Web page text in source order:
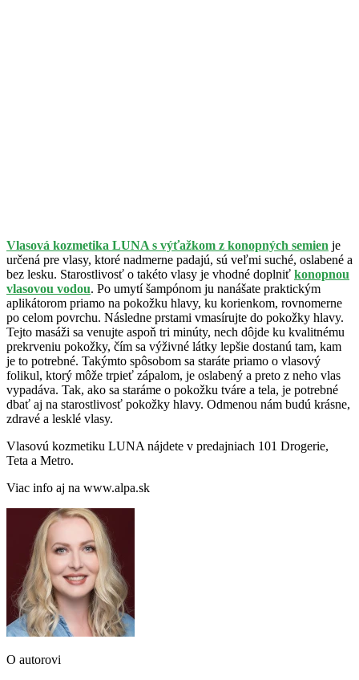
Vlasová kozmetika LUNA s výťažkom z konopných semien je
určená pre vlasy, ktoré nadmerne padajú, sú veľmi suché, oslabené a
bez lesku. Starostlivosť o takéto vlasy je vhodné doplniť konopnou
vlasovou vodou. Po umytí šampónom ju nanášate praktickým
aplikátorom priamo na pokožku hlavy, ku korienkom, rovnomerne
po celom povrchu. Následne prstami vmasírujte do pokožky hlavy.
Tejto masáži sa venujte aspoň tri minúty, nech dôjde ku kvalitnému
prekrveniu pokožky, čím sa výživné látky lepšie dostanú tam, kam
je to potrebné. Takýmto spôsobom sa staráte priamo o vlasový
folikul, ktorý môže trpieť zápalom, je oslabený a preto z neho vlas
vypadáva. Tak, ako sa staráme o pokožku tváre a tela, je potrebné
dbať aj na starostlivosť pokožky hlavy. Odmenou nám budú krásne,
zdravé a lesklé vlasy.
Vlasovú kozmetiku LUNA nájdete v predajniach 101 Drogerie,
Teta a Metro.
Viac info aj na www.alpa.sk
O autorovi